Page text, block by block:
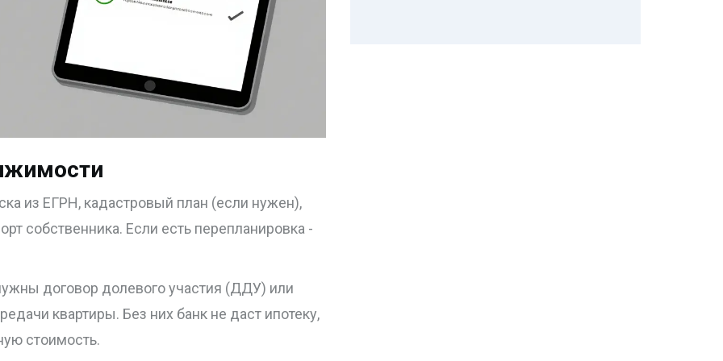
из ЕГРН, кадастровый план (если нужен),
собственника. Если есть перепланировка -
договор долевого участия (ДДУ) или
квартиры. Без них банк не даст ипотеку,
стоимость.